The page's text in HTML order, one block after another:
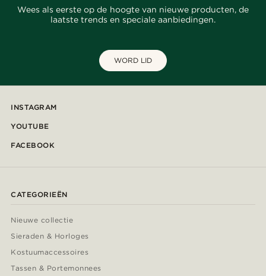
Wees als eerste op de hoogte van nieuwe producten, de
laatste trends en speciale aanbiedingen.
WORD LID
INSTAGRAM
YOUTUBE
FACEBOOK
CATEGORIEËN
Nieuwe collectie
Sieraden & Horloges
Kostuumaccessoires
Tassen & Portemonnees